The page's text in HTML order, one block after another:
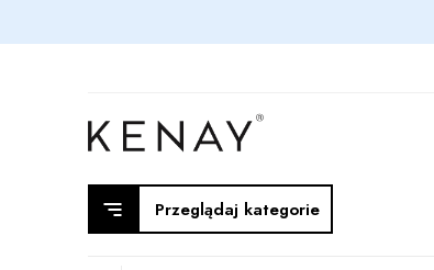
Przeglądaj kategorie